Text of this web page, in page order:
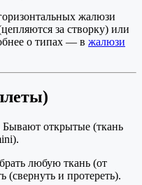
жалюзи
за створку) или
о типах — в жалюзи
Бывают открытые (ткань
любую ткань (от
(свернуть и протереть).